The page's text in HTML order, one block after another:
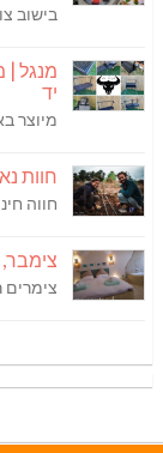
בישוב
מנגל |
יד
מיוצר
חוות
חווה
צימרים